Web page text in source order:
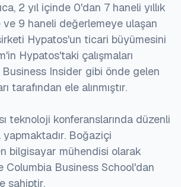
2 yıl içinde 0'dan 7 haneli yıllık
9 haneli değerlemeye ulaşan
Hypatos'un ticari büyümesini
Hypatos'taki çalışmaları
Insider gibi önde gelen
tarafından ele alınmıştır.
teknoloji konferanslarında düzenli
Boğaziçi
bilgisayar mühendisi olarak
Columbia Business School'dan
sahiptir.